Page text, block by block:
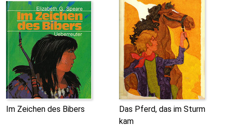
Im Zeichen des Bibers
Das Pferd, das im Sturm
kam